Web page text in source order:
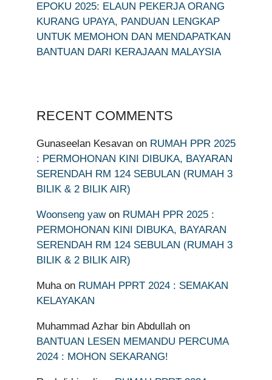
EPOKU 2025: ELAUN PEKERJA ORANG
KURANG UPAYA, PANDUAN LENGKAP
UNTUK MEMOHON DAN MENDAPATKAN
BANTUAN DARI KERAJAAN MALAYSIA
RECENT COMMENTS
Gunaseelan Kesavan on RUMAH PPR 2025
: PERMOHONAN KINI DIBUKA, BAYARAN
SERENDAH RM 124 SEBULAN (RUMAH 3
BILIK & 2 BILIK AIR)
Woonseng yawon RUMAH PPR 2025 :
PERMOHONAN KINI DIBUKA, BAYARAN
SERENDAH RM 124 SEBULAN (RUMAH 3
BILIK & 2 BILIK AIR)
Muhaon RUMAH PPRT 2024 : SEMAKAN
KELAYAKAN
Muhammad Azhar bin Abdullah on
BANTUAN LESEN MEMANDU PERCUMA
2024 : MOHON SEKARANG!